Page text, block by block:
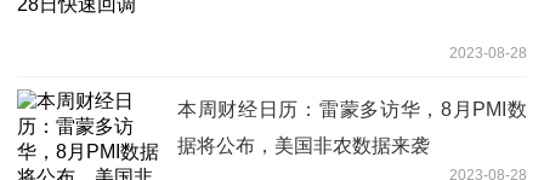
2023-08-28
本周财经日历：雷蒙多访华，8月PMI数
据将公布，美国非农数据来袭
2023-08-28